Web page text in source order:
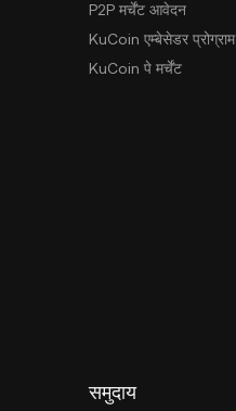
P2P मर्चेंट आवेदन
KuCoin एम्बेसेडर प्रोग्राम
KuCoin पे मर्चेंट
समुदाय